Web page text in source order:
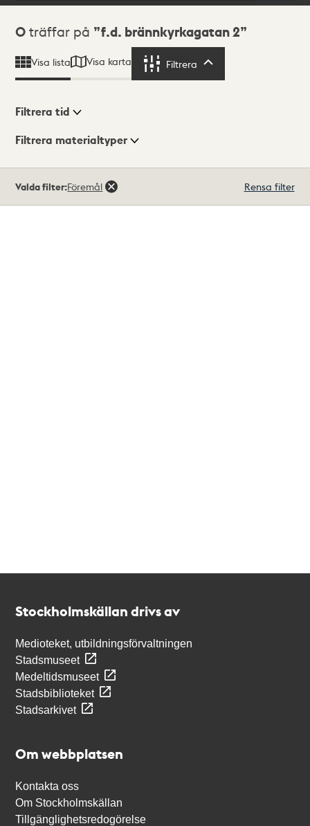
Sökresultat
0 träffar på f.d. brännkyrkagatan 2
Visa lista Visa karta Filtrera
Visningsläge
Filtrera tid
Filtrera materialtyper
träffar
Valda filter:Föremål Rensa filter
Stockholmskällan drivs av
Medioteket, utbildningsförvaltningen
Stadsmuseet
Medeltidsmuseet
Stadsbiblioteket
Stadsarkivet
Om webbplatsen
Kontakta oss
Om Stockholmskällan
Tillgänglighetsredogörelse